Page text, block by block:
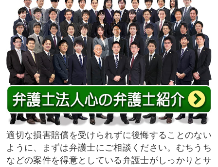
適切な損害賠償を受けられずに後悔することのない
ように、まずは弁護士にご相談ください。むちうち
などの案件を得意としている弁護士がしっかりとサ